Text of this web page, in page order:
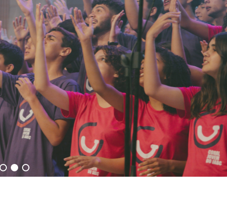
IMPORTANTE:
nosso WhatsApp, e talvez
o normal.
que estamos trabalhando